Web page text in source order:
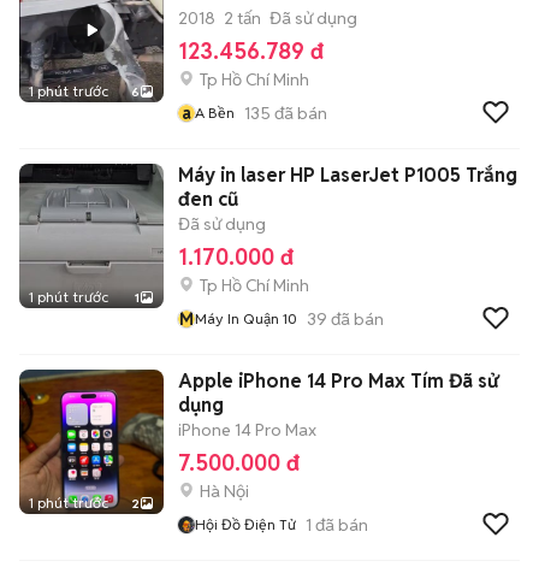
1 phút trước 6
2018 2 tấn Đã sử dụng
123.456.789 đ
Tp Hồ Chí Minh
a A Bền 135 đã bán
1 phút trước 1
Máy in laser HP LaserJet P1005 Trắng
đen cũ
Đã sử dụng
1.170.000 đ
Tp Hồ Chí Minh
MMáy In Quận 10 39 đã bán
1 phút trước 2
Apple iPhone 14 Pro Max Tím Đã sử
dụng
iPhone 14 Pro Max
7.500.000 đ
Hà Nội
Hội Đồ Điện Tử 1 đã bán